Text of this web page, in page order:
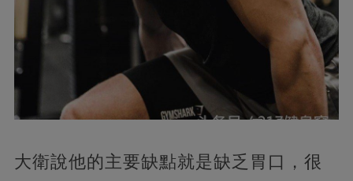
大衛說他的主要缺點就是缺乏胃口，很